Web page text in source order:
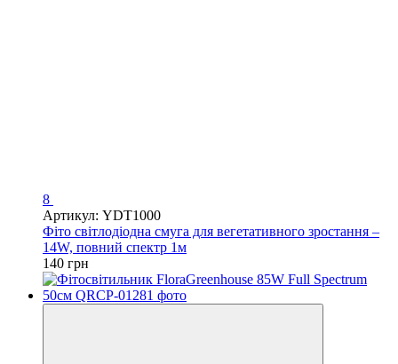
8
Артикул: YDT1000
Фіто світлодіодна смуга для вегетативного зростання –
14W, повний спектр 1м
140 грн